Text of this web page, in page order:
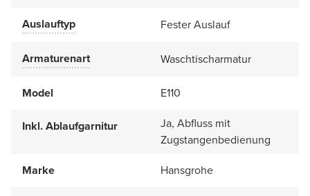
Auslauftyp Fester Auslauf
Armaturenart Waschtischarmatur
Model E110
Inkl. Ablaufgarnitur
Ja, Abfluss mit
Zugstangenbedienung
Marke
Hansgrohe